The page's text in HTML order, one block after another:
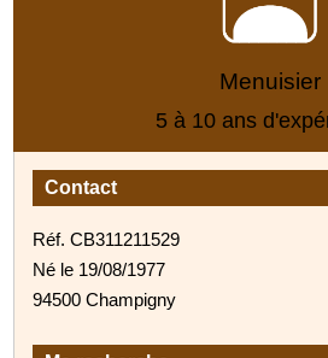
Menuisier
5 à 10 ans
Contact
Réf. CB311211529
Né le 19/08/1977
94500 Champigny